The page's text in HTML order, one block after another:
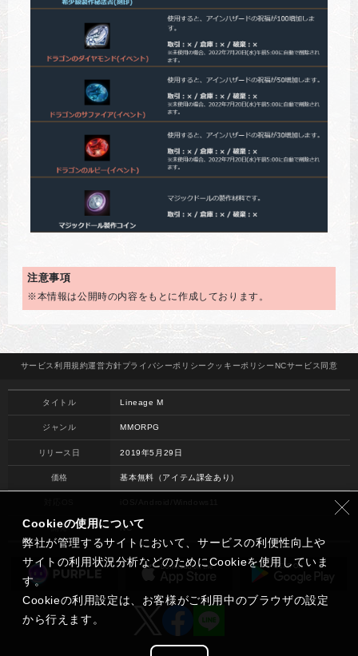
注意事項
※本情報は公開時の内容をもとに作成しております。
サービス利用規約運営方針プライバシーポリシー クッキーポリシーNCサービス 同意
タイトル Lineage M
ジャンル MMORPG
リリース日 2019年5月29日
価格 基本無料（アイテム課金あり）
開発 NC
Cookieの使用について
弊社が管理するサイトにおいて、サービスの利便性向上や
サイトの利用状況分析などのためにCookieを使用していま
す。
Cookieの利用設定は、お客様がご利用中のブラウザの設定
から行えます。